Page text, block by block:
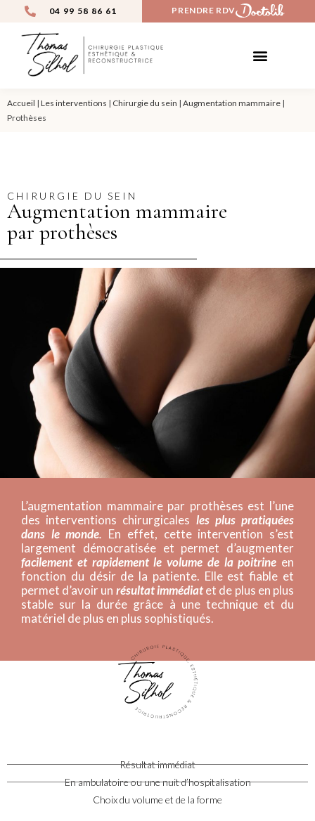
04 99 58 86 61 PRENDRE RDV
Accueil | Les interventions | Chirurgie du sein | Augmentation mammaire |
Prothèses
CHIRURGIE DU SEIN
Augmentation mammaire
par prothèses
L’augmentation mammaire par prothèses est l’une
des interventions chirurgicales les plus pratiquées
dans le monde. En effet, cette intervention s’est
largement démocratisée et permet d’augmenter
facilement et rapidement le volume de la poitrine en
fonction du désir de la patiente. Elle est fiable et
permet d’avoir un résultat immédiatet de plus en plus
stable sur la durée grâce à une technique et du
matériel de plus en plus sophistiqués.
Résultat immédiat
En ambulatoire ou une nuit d’hospitalisation
Choix du volume et de la forme